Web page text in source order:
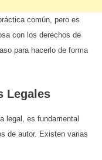
común, pero es
con los derechos de
para hacerlo de forma
Legales
legal, es fundamental
de autor. Existen varias